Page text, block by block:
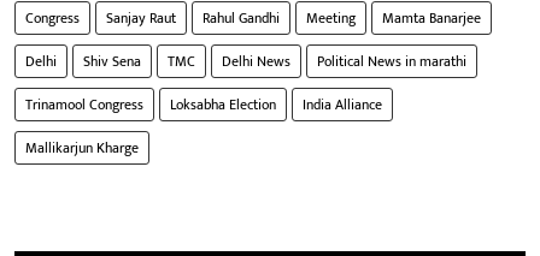
Congress Sanjay Raut Rahul Gandhi Meeting
Mamta Banarjee
Delhi
Shiv Sena TMC Delhi News
Political News in marathi
Trinamool Congress
Loksabha Election
India Alliance
Mallikarjun Kharge